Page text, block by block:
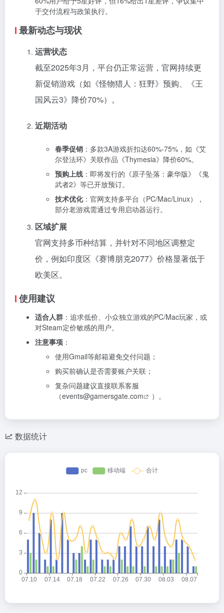
于交付流程与政策执行。
最新动态与现状
运营状态
截至2025年3月，平台仍正常运营，官网持续更
新促销游戏（如《怪物猎人：狂野》预购、《王
国风云3》降价70%）。
近期活动
春季促销 ：多款3A游戏折扣达60%-75%，如《艾
尔登法环》关联作品《Thymesia》降价60%。
预购上线 ：即将发行的《原子坠落：豪华版》《鬼
武者2》等已开放预订。
技术优化：官网支持多平台（PC/Mac/Linux），
部分老游戏需通过专用启动器运行。
区域扩展
官网支持多币种结算，并针对不同地区调整定
价，例如印度区《赛博朋克2077》价格显著低于
欧美区。
使用建议
适合人群 ：追求低价、小众独立游戏的PC/Mac玩家，或
对Steam定价敏感的用户。
注意事项 ：
使用Gmail等邮箱避免交付问题；
购买前确认是否需要账户关联；
复杂问题建议直接联系客服
（events@gamersgate.com ）。
数据统计